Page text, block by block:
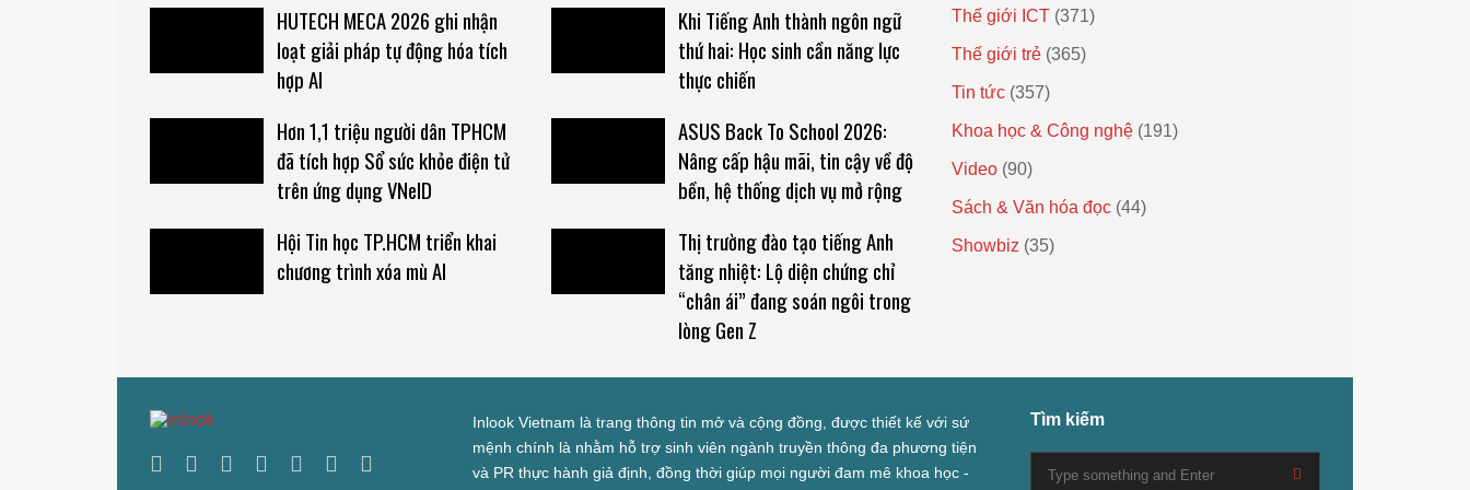
HUTECH MECA 2026 ghi nhận
loạt giải pháp tự động hóa tích
hợp AI
Hơn 1,1 triệu người dân TPHCM
đã tích hợp Sổ sức khỏe điện tử
trên ứng dụng VNeID
Hội Tin học TP.HCM triển khai
chương trình xóa mù AI
Khi Tiếng Anh thành ngôn ngữ
thứ hai: Học sinh cần năng lực
thực chiến
ASUS Back To School 2026:
Nâng cấp hậu mãi, tin cậy về độ
bền, hệ thống dịch vụ mở rộng
Thị trường đào tạo tiếng Anh
tăng nhiệt: Lộ diện chứng chỉ
“chân ái” đang soán ngôi trong
lòng Gen Z
Thế giới ICT (371)
Thế giới trẻ (365)
Tin tức (357)
Khoa học & Công nghệ (191)
Video (90)
Sách & Văn hóa đọc (44)
Showbiz (35)
Inlook Vietnam là trang thông tin mở và cộng đồng, được thiết kế với sứ
mệnh chính là nhằm hỗ trợ sinh viên ngành truyền thông đa phương tiện
và PR thực hành giả định, đồng thời giúp mọi người đam mê khoa học -
Tìm kiếm